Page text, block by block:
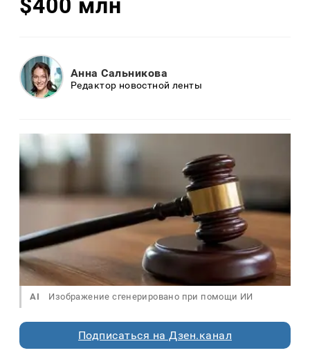
$400 млн
Анна Сальникова
Редактор новостной ленты
AI Изображение сгенерировано при помощи ИИ
Подписаться на Дзен.канал